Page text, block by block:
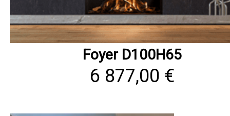
Foyer D100H65
6 877,00 €